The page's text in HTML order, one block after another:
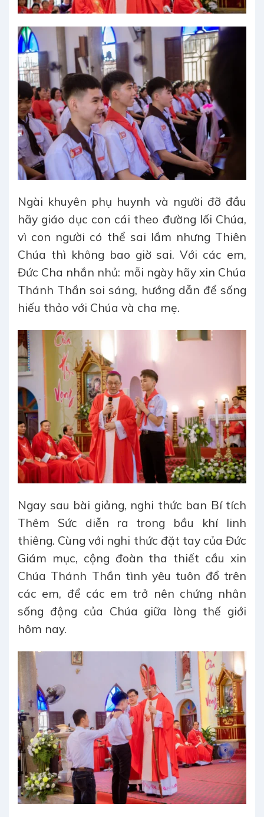
Ngài khuyên phụ huynh và người đỡ đầu
hãy giáo dục con cái theo đường lối Chúa,
vì con người có thể sai lầm nhưng Thiên
Chúa thì không bao giờ sai. Với các em,
Đức Cha nhắn nhủ: mỗi ngày hãy xin Chúa
Thánh Thần soi sáng, hướng dẫn để sống
hiếu thảo với Chúa và cha mẹ.
Ngay sau bài giảng, nghi thức ban Bí tích
Thêm Sức diễn ra trong bầu khí linh
thiêng. Cùng với nghi thức đặt tay của Đức
Giám mục, cộng đoàn tha thiết cầu xin
Chúa Thánh Thần tình yêu tuôn đổ trên
các em, để các em trở nên chứng nhân
sống động của Chúa giữa lòng thế giới
hôm nay.